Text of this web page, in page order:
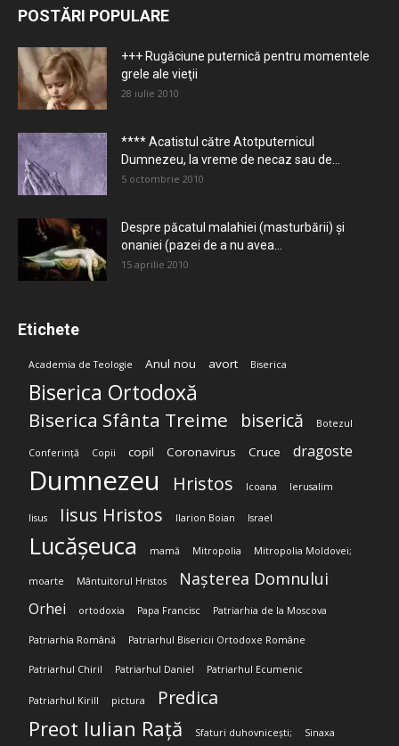
POSTĂRI POPULARE
+++ Rugăciune puternică pentru momentele
grele ale vieţii
28 iulie 2010
**** Acatistul către Atotputernicul
Dumnezeu, la vreme de necaz sau de...
5 octombrie 2010
Despre păcatul malahiei (masturbării) şi
onaniei (pazei de a nu avea...
15 aprilie 2010
Etichete
Academia de Teologie Anul nou avort Biserica
Biserica Ortodoxă
Biserica Sfânta Treime biserică Botezul
Conferință Copii copil Coronavirus Cruce dragoste
Dumnezeu Hristos Icoana Ierusalim
Iisus Iisus Hristos Ilarion Boian Israel
Lucășeuca mamă Mitropolia Mitropolia Moldovei;
moarte Mântuitorul Hristos Nașterea Domnului
Orhei ortodoxia Papa Francisc Patriarhia de la Moscova
Patriarhia Română Patriarhul Bisericii Ortodoxe Române
Patriarhul Chiril Patriarhul Daniel Patriarhul Ecumenic
Patriarhul Kirill pictura Predica
Preot Iulian Rață Sfaturi duhovnicești; Sinaxa